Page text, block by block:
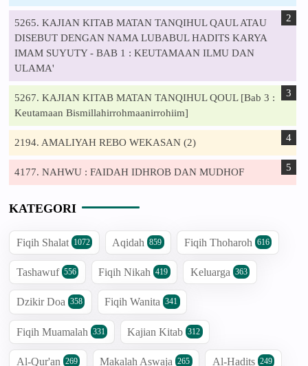
5265. KAJIAN KITAB MATAN TANQIHUL QAUL ATAU
DISEBUT DENGAN NAMA LUBABUL HADITS KARYA
IMAM SUYUTY - BAB 1 : KEUTAMAAN ILMU DAN
ULAMA'
5267. KAJIAN KITAB MATAN TANQIHUL QOUL [Bab 3 :
Keutamaan Bismillahirrohmaanirrohiim]
2194. AMALIYAH REBO WEKASAN (2)
4177. NAHWU : FAIDAH IDHROB DAN MUDHOF
KATEGORI
Fiqih Shalat 1072 Aqidah 859 Fiqih Thoharoh 616
Tashawuf 556 Fiqih Nikah 419 Keluarga 363
Dzikir Doa 358 Fiqih Wanita 341
Fiqih Muamalah 331 Kajian Kitab 312
Al-Qur'an 269 Makalah Aswaja 265 Al-Hadits 249